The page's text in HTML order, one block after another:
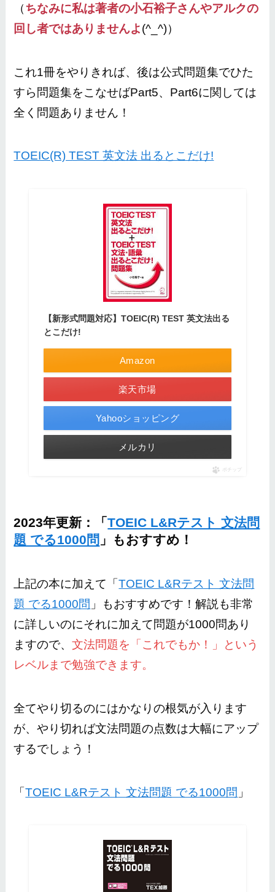
（ちなみに私は著者の小石裕子さんやアルクの
回し者ではありませんよ(^_^)）
これ1冊をやりきれば、後は公式問題集でひた
すら問題集をこなせばPart5、Part6に関しては
全く問題ありません！
TOEIC(R) TEST 英文法 出るとこだけ!
【新形式問題対応】TOEIC(R) TEST 英文法出る
とこだけ!
Amazon
楽天市場
Yahooショッピング
メルカリ
ポチップ
2023年更新：「TOEIC L&Rテスト 文法問
題 でる1000問 」もおすすめ！
上記の本に加えて「TOEIC L&Rテスト 文法問
題 でる1000問 」もおすすめです！解説も非常
に詳しいのにそれに加えて問題が1000問あり
ますので、文法問題を「これでもか！」という
レベルまで勉強できます。
全てやり切るのにはかなりの根気が入ります
が、やり切れば文法問題の点数は大幅にアップ
するでしょう！
「TOEIC L&Rテスト 文法問題 でる1000問 」